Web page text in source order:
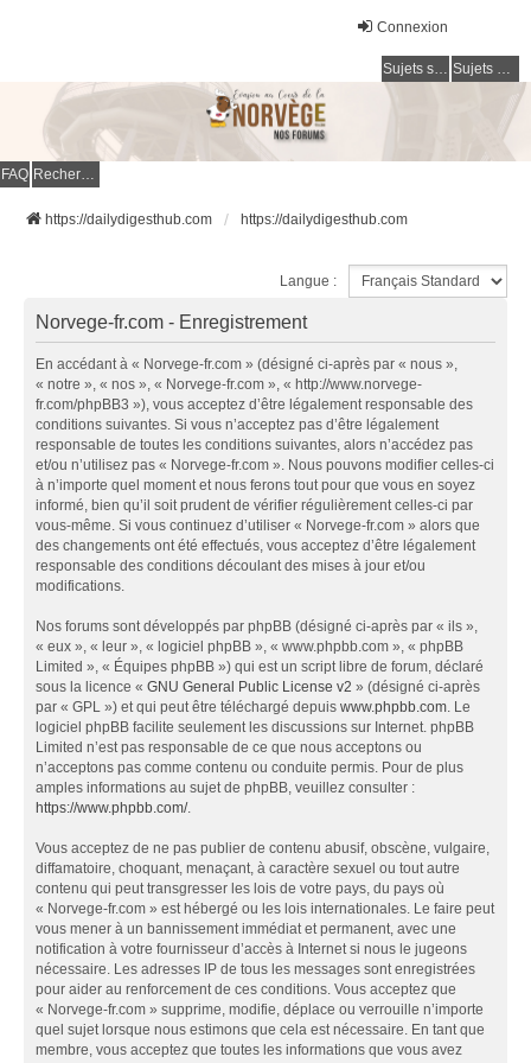
Connexion
Sujets sans réponse Sujets actifs
FAQ Rechercher
https://dailydigesthub.com https://dailydigesthub.com
Langue :
Norvege-fr.com - Enregistrement
En accédant à « Norvege-fr.com » (désigné ci-après par « nous »,
« notre », « nos », « Norvege-fr.com », « http://www.norvege-
fr.com/phpBB3 »), vous acceptez d’être légalement responsable des
conditions suivantes. Si vous n’acceptez pas d’être légalement
responsable de toutes les conditions suivantes, alors n’accédez pas
et/ou n’utilisez pas « Norvege-fr.com ». Nous pouvons modifier celles-ci
à n’importe quel moment et nous ferons tout pour que vous en soyez
informé, bien qu’il soit prudent de vérifier régulièrement celles-ci par
vous-même. Si vous continuez d’utiliser « Norvege-fr.com » alors que
des changements ont été effectués, vous acceptez d’être légalement
responsable des conditions découlant des mises à jour et/ou
modifications.
Nos forums sont développés par phpBB (désigné ci-après par « ils »,
« eux », « leur », « logiciel phpBB », « www.phpbb.com », « phpBB
Limited », « Équipes phpBB ») qui est un script libre de forum, déclaré
sous la licence « GNU General Public License v2 » (désigné ci-après
par « GPL ») et qui peut être téléchargé depuis www.phpbb.com. Le
logiciel phpBB facilite seulement les discussions sur Internet. phpBB
Limited n’est pas responsable de ce que nous acceptons ou
n’acceptons pas comme contenu ou conduite permis. Pour de plus
amples informations au sujet de phpBB, veuillez consulter :
https://www.phpbb.com/.
Vous acceptez de ne pas publier de contenu abusif, obscène, vulgaire,
diffamatoire, choquant, menaçant, à caractère sexuel ou tout autre
contenu qui peut transgresser les lois de votre pays, du pays où
« Norvege-fr.com » est hébergé ou les lois internationales. Le faire peut
vous mener à un bannissement immédiat et permanent, avec une
notification à votre fournisseur d’accès à Internet si nous le jugeons
nécessaire. Les adresses IP de tous les messages sont enregistrées
pour aider au renforcement de ces conditions. Vous acceptez que
« Norvege-fr.com » supprime, modifie, déplace ou verrouille n’importe
quel sujet lorsque nous estimons que cela est nécessaire. En tant que
membre, vous acceptez que toutes les informations que vous avez